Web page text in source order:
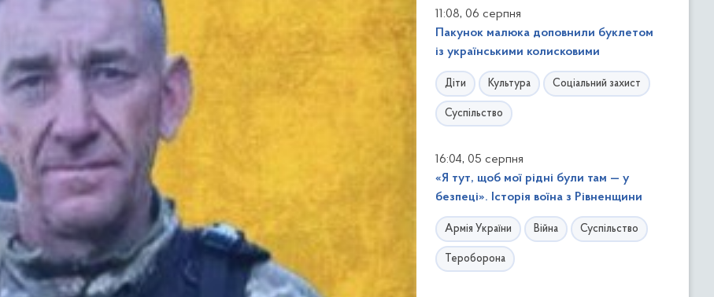
11:08, 06 серпня
Пакунок малюка доповнили буклетом
із українськими колисковими
Діти Культура Соціальний захист
Суспільство
16:04, 05 серпня
«Я тут, щоб мої рідні були там — у
безпеці». Історія воїна з Рівненщини
Армія України Війна Суспільство
Тероборона